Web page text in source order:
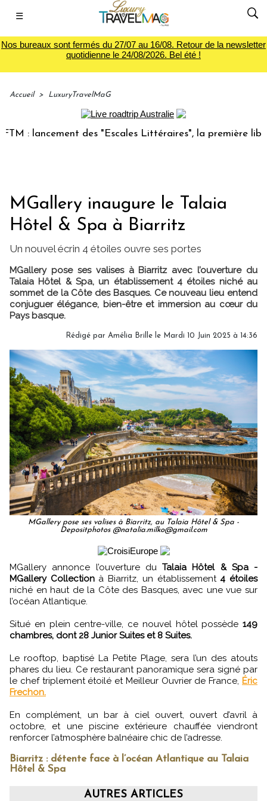
☰
Nos bureaux sont fermés du 27/07 au 16/08. Retour de la newsletter
quotidienne le 24/08/2026. Bel été !
Accueil > LuxuryTravelMaG
lancement des "Escales Littéraires", la première librairie
MGallery inaugure le Talaia
Hôtel & Spa à Biarritz
Un nouvel écrin 4 étoiles ouvre ses portes
MGallery pose ses valises à Biarritz avec l’ouverture du
Talaia Hôtel & Spa, un établissement 4 étoiles niché au
sommet de la Côte des Basques. Ce nouveau lieu entend
conjuguer élégance, bien-être et immersion au cœur du
Pays basque.
Rédigé par Amélia Brille le Mardi 10 Juin 2025 à 14:36
MGallery pose ses valises à Biarritz, au Talaia Hôtel & Spa -
Depositphotos @natalia.milko@gmail.com
MGallery annonce l’ouverture du Talaia Hôtel & Spa -
MGallery Collectionà Biarritz, un établissement4 étoiles
niché en haut de la Côte des Basques, avec une vue sur
l’océan Atlantique.
Situé en plein centre-ville, ce nouvel hôtel possède 149
chambres, dont 28 Junior Suites et 8 Suites.
Le rooftop, baptisé La Petite Plage, sera l’un des atouts
phares du lieu. Ce restaurant panoramique sera signé par
le chef triplement étoilé et Meilleur Ouvrier de France, Éric
Frechon.
En complément, un bar à ciel ouvert, ouvert d’avril à
octobre, et une piscine extérieure chauffée viendront
renforcer l’atmosphère balnéaire chic de l’adresse.
Biarritz : détente face à l’océan Atlantique au Talaia
Hôtel & Spa
AUTRES ARTICLES